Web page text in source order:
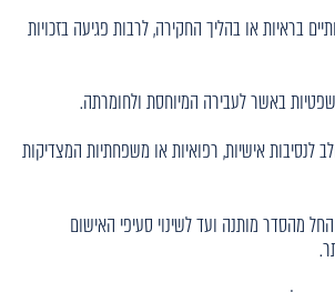
בראיות או בהליך החקירה, לרבות פגיעה בזכויות
באשר לעבירה המיוחסת ולחומרתה.
לנסיבות אישיות, רפואיות או משפחתיות המצדיקות
מהסדר מותנה ועד לשינוי סעיפי האישום